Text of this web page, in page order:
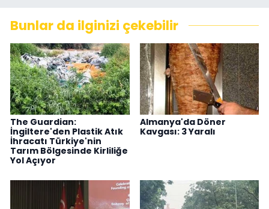
Bunlar da ilginizi çekebilir
The Guardian:
İngiltere'den Plastik Atık
İhracatı Türkiye'nin
Tarım Bölgesinde Kirliliğe
Yol Açıyor
Almanya'da Döner
Kavgası: 3 Yaralı